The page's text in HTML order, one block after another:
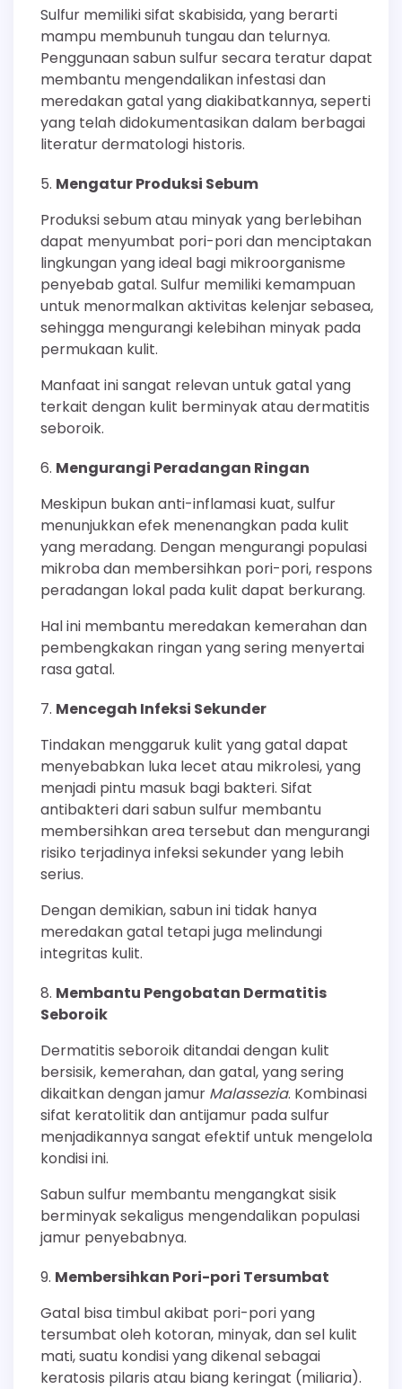
Sulfur memiliki sifat skabisida, yang berarti
mampu membunuh tungau dan telurnya.
Penggunaan sabun sulfur secara teratur dapat
membantu mengendalikan infestasi dan
meredakan gatal yang diakibatkannya, seperti
yang telah didokumentasikan dalam berbagai
literatur dermatologi historis.
Mengatur Produksi Sebum
Produksi sebum atau minyak yang berlebihan
dapat menyumbat pori-pori dan menciptakan
lingkungan yang ideal bagi mikroorganisme
penyebab gatal. Sulfur memiliki kemampuan
untuk menormalkan aktivitas kelenjar sebasea,
sehingga mengurangi kelebihan minyak pada
permukaan kulit.
Manfaat ini sangat relevan untuk gatal yang
terkait dengan kulit berminyak atau dermatitis
seboroik.
Mengurangi Peradangan Ringan
Meskipun bukan anti-inflamasi kuat, sulfur
menunjukkan efek menenangkan pada kulit
yang meradang. Dengan mengurangi populasi
mikroba dan membersihkan pori-pori, respons
peradangan lokal pada kulit dapat berkurang.
Hal ini membantu meredakan kemerahan dan
pembengkakan ringan yang sering menyertai
rasa gatal.
Mencegah Infeksi Sekunder
Tindakan menggaruk kulit yang gatal dapat
menyebabkan luka lecet atau mikrolesi, yang
menjadi pintu masuk bagi bakteri. Sifat
antibakteri dari sabun sulfur membantu
membersihkan area tersebut dan mengurangi
risiko terjadinya infeksi sekunder yang lebih
serius.
Dengan demikian, sabun ini tidak hanya
meredakan gatal tetapi juga melindungi
integritas kulit.
Membantu Pengobatan Dermatitis
Seboroik
Dermatitis seboroik ditandai dengan kulit
bersisik, kemerahan, dan gatal, yang sering
dikaitkan dengan jamur Malassezia. Kombinasi
sifat keratolitik dan antijamur pada sulfur
menjadikannya sangat efektif untuk mengelola
kondisi ini.
Sabun sulfur membantu mengangkat sisik
berminyak sekaligus mengendalikan populasi
jamur penyebabnya.
Membersihkan Pori-pori Tersumbat
Gatal bisa timbul akibat pori-pori yang
tersumbat oleh kotoran, minyak, dan sel kulit
mati, suatu kondisi yang dikenal sebagai
keratosis pilaris atau biang keringat (miliaria).